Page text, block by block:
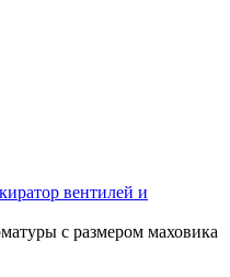
вентилей и
с размером маховика